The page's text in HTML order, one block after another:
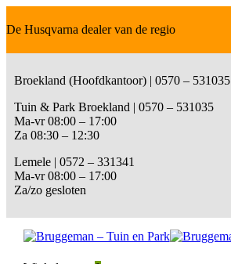
De Husqvarna dealer van de regio
Broekland (Hoofdkantoor) | 0570 – 531035
Tuin & Park Broekland | 0570 – 531035
Ma-vr 08:00 – 17:00
Za 08:30 – 12:30
Lemele | 0572 – 331341
Ma-vr 08:00 – 17:00
Za/zo gesloten